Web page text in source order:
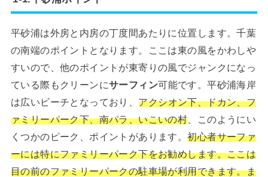
平砂浦は外房と内房の丁度間あたりに位置します。千葉
の南端のポイントとなります。ここは東の風をかわしや
すいので、他のポイントが東寄りの風でジャンクになっ
ている際もクリーンにサーフィン可能です。平砂浦海岸
は広いビーチとなっており、 アクシオン下、ドカン、フ
ァミリーパーク下、南パラ、いこいの村 、このようにい
くつかのピーク、ポイントがあります。初心者サーファ
ーには特にファミリーパーク下をお勧めします。ここは
目の前のファミリーパークの駐車場が利用できます。ま